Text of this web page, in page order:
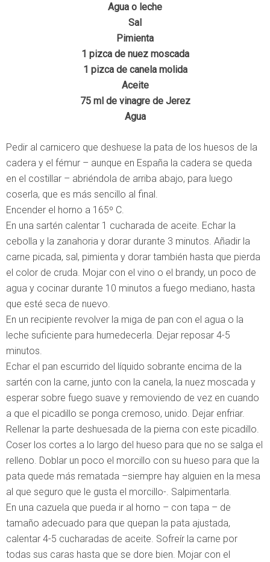
Agua o leche
Sal
Pimienta
1 pizca de nuez moscada
1 pizca de canela molida
Aceite
75 ml de vinagre de Jerez
Agua
Pedir al carnicero que deshuese la pata de los huesos de la
cadera y el fémur – aunque en España la cadera se queda
en el costillar – abriéndola de arriba abajo, para luego
coserla, que es más sencillo al final.
Encender el horno a 165º C.
En una sartén calentar 1 cucharada de aceite. Echar la
cebolla y la zanahoria y dorar durante 3 minutos. Añadir la
carne picada, sal, pimienta y dorar también hasta que pierda
el color de cruda. Mojar con el vino o el brandy, un poco de
agua y cocinar durante 10 minutos a fuego mediano, hasta
que esté seca de nuevo.
En un recipiente revolver la miga de pan con el agua o la
leche suficiente para humedecerla. Dejar reposar 4-5
minutos.
Echar el pan escurrido del líquido sobrante encima de la
sartén con la carne, junto con la canela, la nuez moscada y
esperar sobre fuego suave y removiendo de vez en cuando
a que el picadillo se ponga cremoso, unido. Dejar enfriar.
Rellenar la parte deshuesada de la pierna con este picadillo.
Coser los cortes a lo largo del hueso para que no se salga el
relleno. Doblar un poco el morcillo con su hueso para que la
pata quede más rematada –siempre hay alguien en la mesa
al que seguro que le gusta el morcillo-. Salpimentarla.
En una cazuela que pueda ir al horno – con tapa – de
tamaño adecuado para que quepan la pata ajustada,
calentar 4-5 cucharadas de aceite. Sofreír la carne por
todas sus caras hasta que se dore bien. Mojar con el